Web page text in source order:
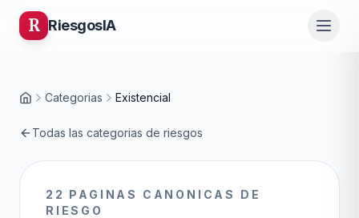
R RiesgosIA
Inicio Categorias Existencial
Todas las categorias de riesgos
22 PAGINAS CANONICAS DE
RIESGO